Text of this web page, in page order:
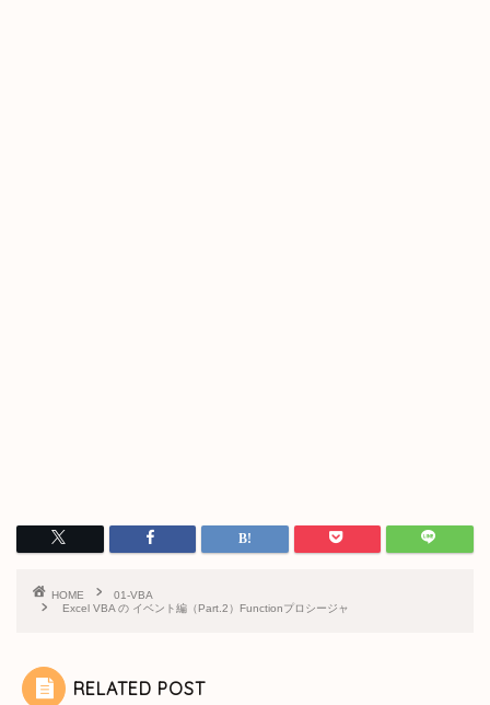
HOME
01-VBA
Excel VBA の イベント編（Part.2）Functionプロシージャ
RELATED POST